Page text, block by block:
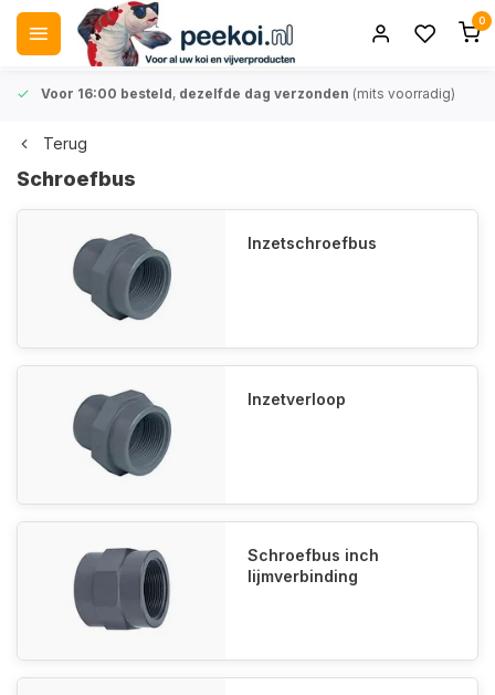
0
Voor 16:00 besteld, dezelfde dag verzonden (mits voorradig)
Terug
Schroefbus
Inzetschroefbus
Inzetverloop
Schroefbus inch
lijmverbinding